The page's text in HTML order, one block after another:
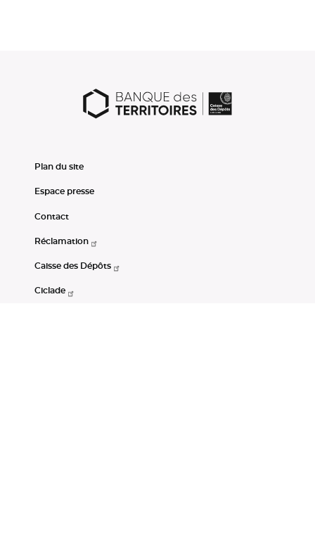
Plan du site
Espace presse
Contact
Réclamation
Caisse des Dépôts
Ciclade